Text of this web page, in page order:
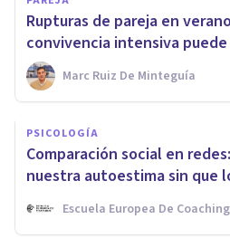
Rupturas de pareja en
convivencia intensiva
Marc Ruiz De Minteguía
PSICOLOGÍA
Comparación social en
nuestra autoestima sin que
Escuela Europea De Coaching